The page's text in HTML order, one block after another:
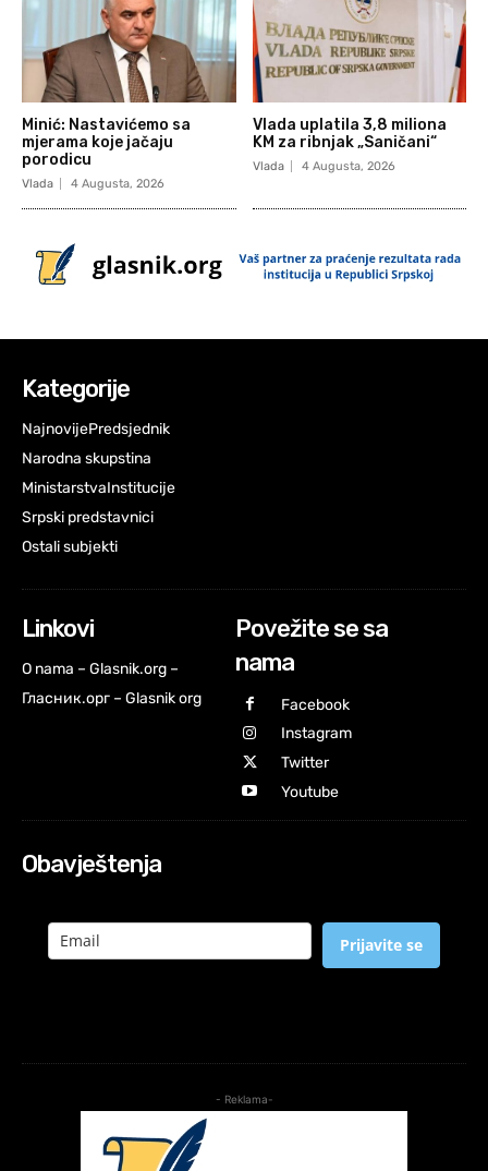
Minić: Nastavićemo sa
mjerama koje jačaju
porodicu
Vlada 4 Augusta, 2026
Vlada uplatila 3,8 miliona
KM za ribnjak „Saničani“
Vlada 4 Augusta, 2026
Kategorije
NajnovijePredsjednik
Narodna skupstina
MinistarstvaInstitucije
Srpski predstavnici
Ostali subjekti
Linkovi
O nama – Glasnik.org –
Гласник.орг – Glasnik org
Povežite se sa
nama
Facebook
Instagram
Twitter
Youtube
Obavještenja
Prijavite se
- Reklama-